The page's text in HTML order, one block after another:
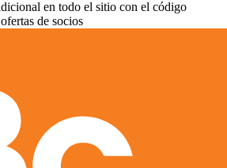
en todo el sitio con el código
de socios